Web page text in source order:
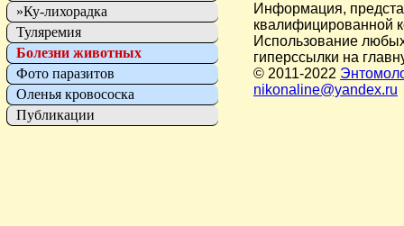
»Ку-лихорадка
Туляремия
Болезни животных
Фото паразитов
Оленья кровососка
Публикации
Информация,
квалифицированной
Использование
гиперссылки на
© 2011-2022
nikonaline@yandex.ru